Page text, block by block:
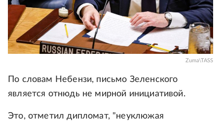
Zuma\TASS
По словам Небензи, письмо Зеленского
является отнюдь не мирной инициативой.
Это, отметил дипломат, "неуклюжая